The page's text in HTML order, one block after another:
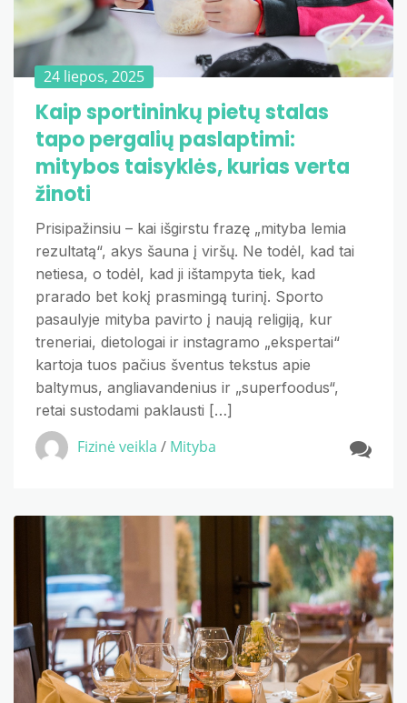
24 liepos, 2025
Kaip sportininkų pietų stalas
tapo pergalių paslaptimi:
mitybos taisyklės, kurias verta
žinoti
Prisipažinsiu – kai išgirstu frazę „mityba lemia
rezultatą“, akys šauna į viršų. Ne todėl, kad tai
netiesa, o todėl, kad ji ištampyta tiek, kad
prarado bet kokį prasmingą turinį. Sporto
pasaulyje mityba pavirto į naują religiją, kur
treneriai, dietologai ir instagramo „ekspertai“
kartoja tuos pačius šventus tekstus apie
baltymus, angliavandenius ir „superfoodus“,
retai sustodami paklausti […]
Fizinė veikla / Mityba